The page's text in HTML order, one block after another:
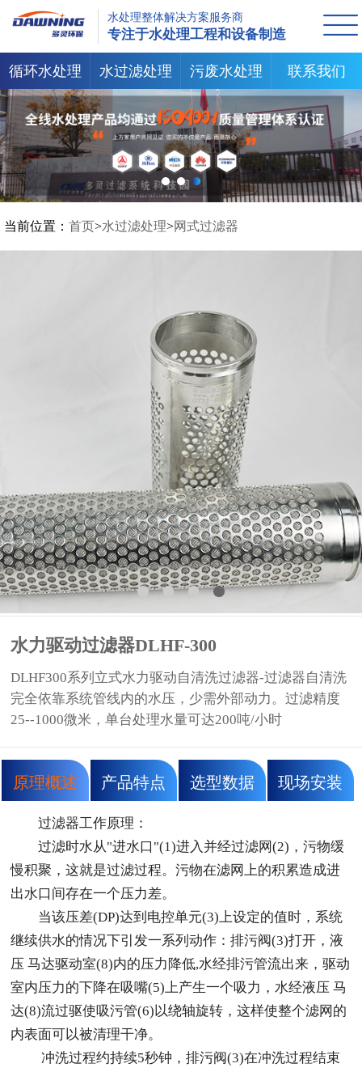
水处理整体解决方案服务商
专注于水处理工程和设备制造
循环水处理 水过滤处理 污废水处理 联系我们
当前位置： 首页>水过滤处理>网式过滤器
水力驱动过滤器DLHF-300
DLHF300系列立式水力驱动自清洗过滤器-过滤器自清洗
完全依靠系统管线内的水压，少需外部动力。过滤精度
25--1000微米，单台处理水量可达200吨/小时
原理概述 产品特点 选型数据 现场安装
过滤器工作原理：
过滤时水从"进水口"(1)进入并经过滤网(2)，污物缓
慢积聚，这就是过滤过程。污物在滤网上的积累造成进
出水口间存在一个压力差。
当该压差(DP)达到电控单元(3)上设定的值时，系统
继续供水的情况下引发一系列动作：排污阀(3)打开，液
压 马达驱动室(8)内的压力降低,水经排污管流出来，驱动
室内压力的下降在吸嘴(5)上产生一个吸力，水经液压 马
达(8)流过驱使吸污管(6)以绕轴旋转，这样使整个滤网的
内表面可以被清理干净。
冲洗过程约持续5秒钟，排污阀(3)在冲洗过程结束